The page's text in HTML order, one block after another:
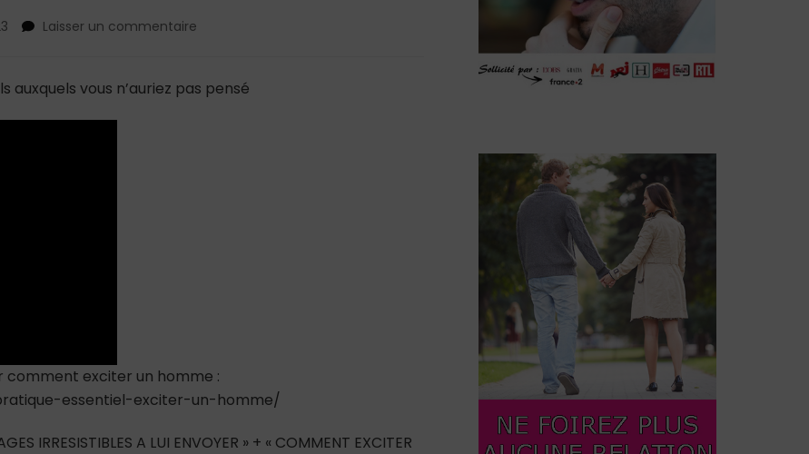
Laisser un commentaire
pour
exciter
auxquels vous n’auriez pas pensé
comment exciter un homme :
essentiel-exciter-un-homme/
IRRESISTIBLES A LUI ENVOYER » + « COMMENT EXCITER